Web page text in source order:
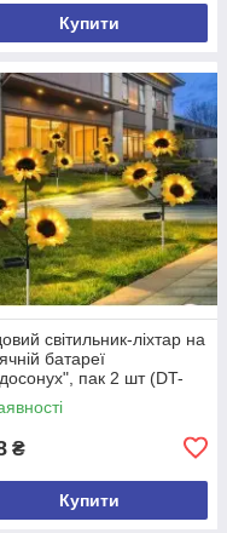
Купити
світильник-ліхтар на
батареї
пак 2 шт (DT-
₴
Купити